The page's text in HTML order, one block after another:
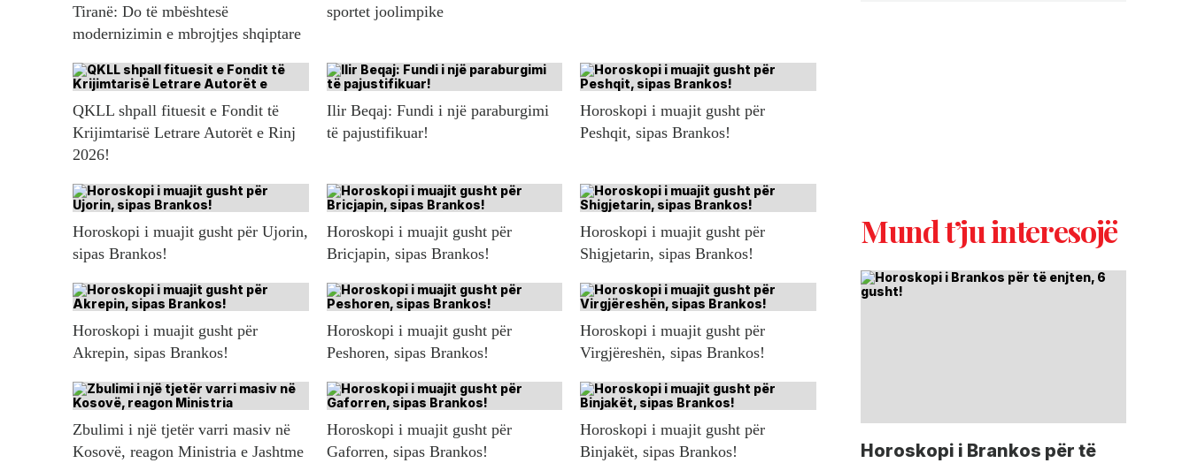
Tiranë: Do të mbështesë
modernizimin e mbrojtjes shqiptare
sportet joolimpike
QKLL shpall fituesit e Fondit të
Krijimtarisë Letrare Autorët e Rinj
2026!
Ilir Beqaj: Fundi i një paraburgimi
të pajustifikuar!
Horoskopi i muajit gusht për
Peshqit, sipas Brankos!
Horoskopi i muajit gusht për Ujorin,
sipas Brankos!
Horoskopi i muajit gusht për
Bricjapin, sipas Brankos!
Horoskopi i muajit gusht për
Shigjetarin, sipas Brankos!
Horoskopi i muajit gusht për
Akrepin, sipas Brankos!
Horoskopi i muajit gusht për
Peshoren, sipas Brankos!
Horoskopi i muajit gusht për
Virgjëreshën, sipas Brankos!
Zbulimi i një tjetër varri masiv në
Kosovë, reagon Ministria e Jashtme
Horoskopi i muajit gusht për
Gaforren, sipas Brankos!
Horoskopi i muajit gusht për
Binjakët, sipas Brankos!
Mund t’ju interesojë
Horoskopi i Brankos për të